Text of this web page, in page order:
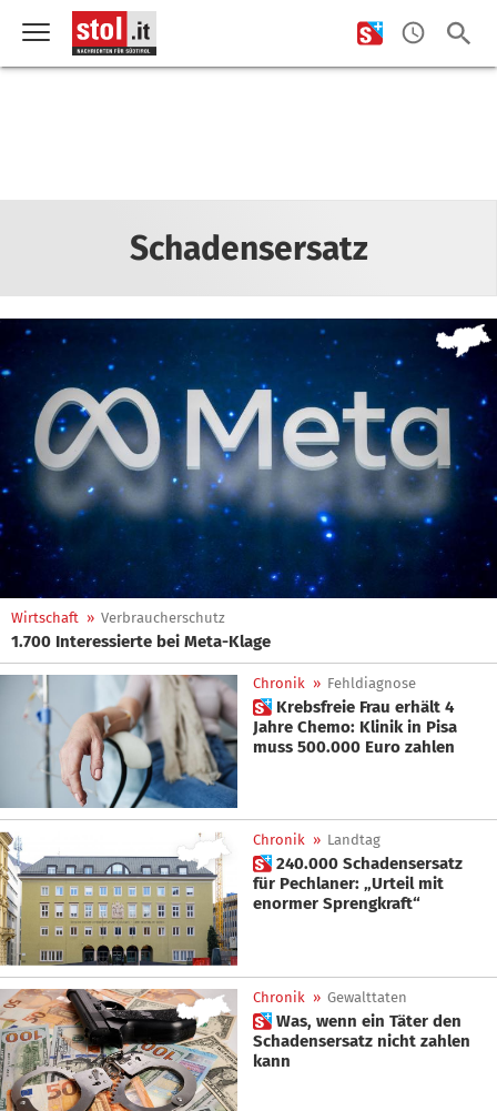
Schadensersatz
Wirtschaft » Verbraucherschutz
1.700 Interessierte bei Meta-Klage
Chronik » Fehldiagnose
 Krebsfreie Frau erhält 4
Jahre Chemo: Klinik in Pisa
muss 500.000 Euro zahlen
Chronik » Landtag
 240.000 Schadensersatz
für Pechlaner: „Urteil mit
enormer Sprengkraft“
Chronik » Gewalttaten
 Was, wenn ein Täter den
Schadensersatz nicht zahlen
kann